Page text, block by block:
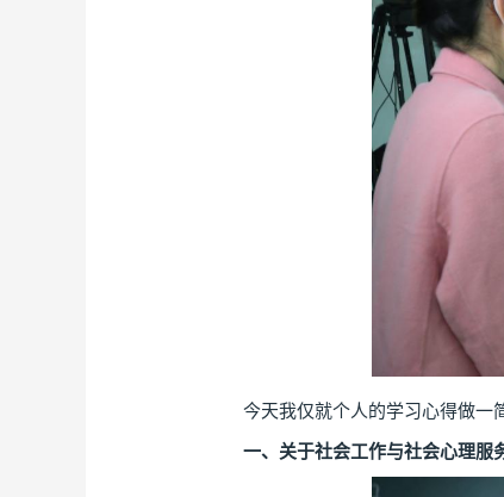
今天我仅就个人的学习心得做一简
一、关于社会工作与社会心理服